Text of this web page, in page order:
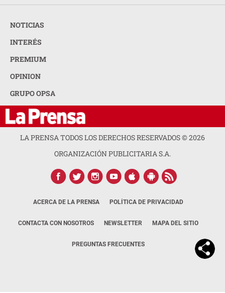
NOTICIAS
INTERÉS
PREMIUM
OPINION
GRUPO OPSA
LA PRENSA TODOS LOS DERECHOS RESERVADOS ©2026
ORGANIZACIÓN PUBLICITARIA S.A.
ACERCA DE LA PRENSA POLÍTICA DE PRIVACIDAD
CONTACTA CON NOSOTROS NEWSLETTER MAPA DEL SITIO
PREGUNTAS FRECUENTES